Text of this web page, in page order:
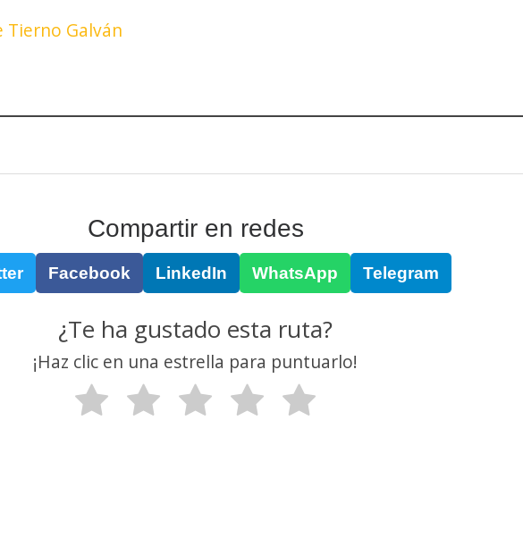
Tierno Galván
Compartir en redes
Facebook LinkedIn WhatsApp Telegram
¿Te ha gustado esta ruta?
¡Haz clic en una estrella para puntuarlo!